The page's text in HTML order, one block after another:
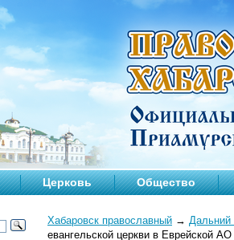
Церковь Общество
Хабаровск православный → Дальний
евангельской церкви в Еврейской АО